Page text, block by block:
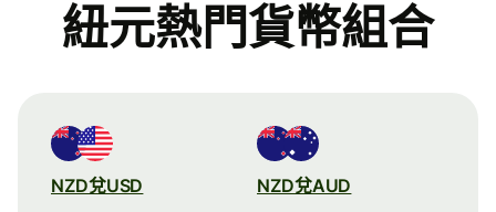
紐元熱門貨幣組合
NZD兌USD NZD兌AUD